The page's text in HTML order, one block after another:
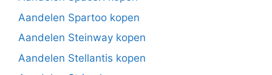
Aandelen Spartoo kopen
Aandelen Steinway kopen
Aandelen Stellantis kopen